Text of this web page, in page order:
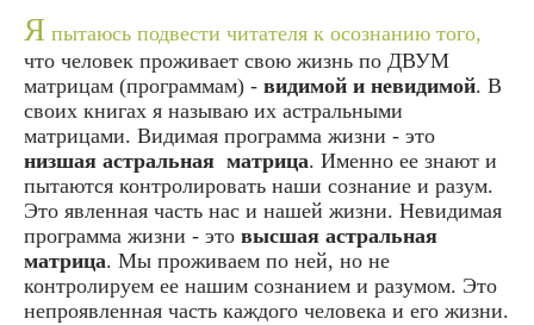
Я пытаюсь подвести читателя к осознанию того,
что человек проживает свою жизнь по ДВУМ
матрицам (программам) - видимой и невидимой. В
своих книгах я называю их астральными
матрицами. Видимая программа жизни - это
низшая астральная матрица. Именно ее знают и
пытаются контролировать наши сознание и разум.
Это явленная часть нас и нашей жизни. Невидимая
программа жизни - это высшая астральная
матрица. Мы проживаем по ней, но не
контролируем ее нашим сознанием и разумом. Это
непроявленная часть каждого человека и его жизни.